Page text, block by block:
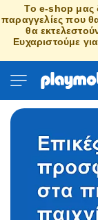
Το e-shop μας
παραγγελίες που
θα
Ευχαριστούμε